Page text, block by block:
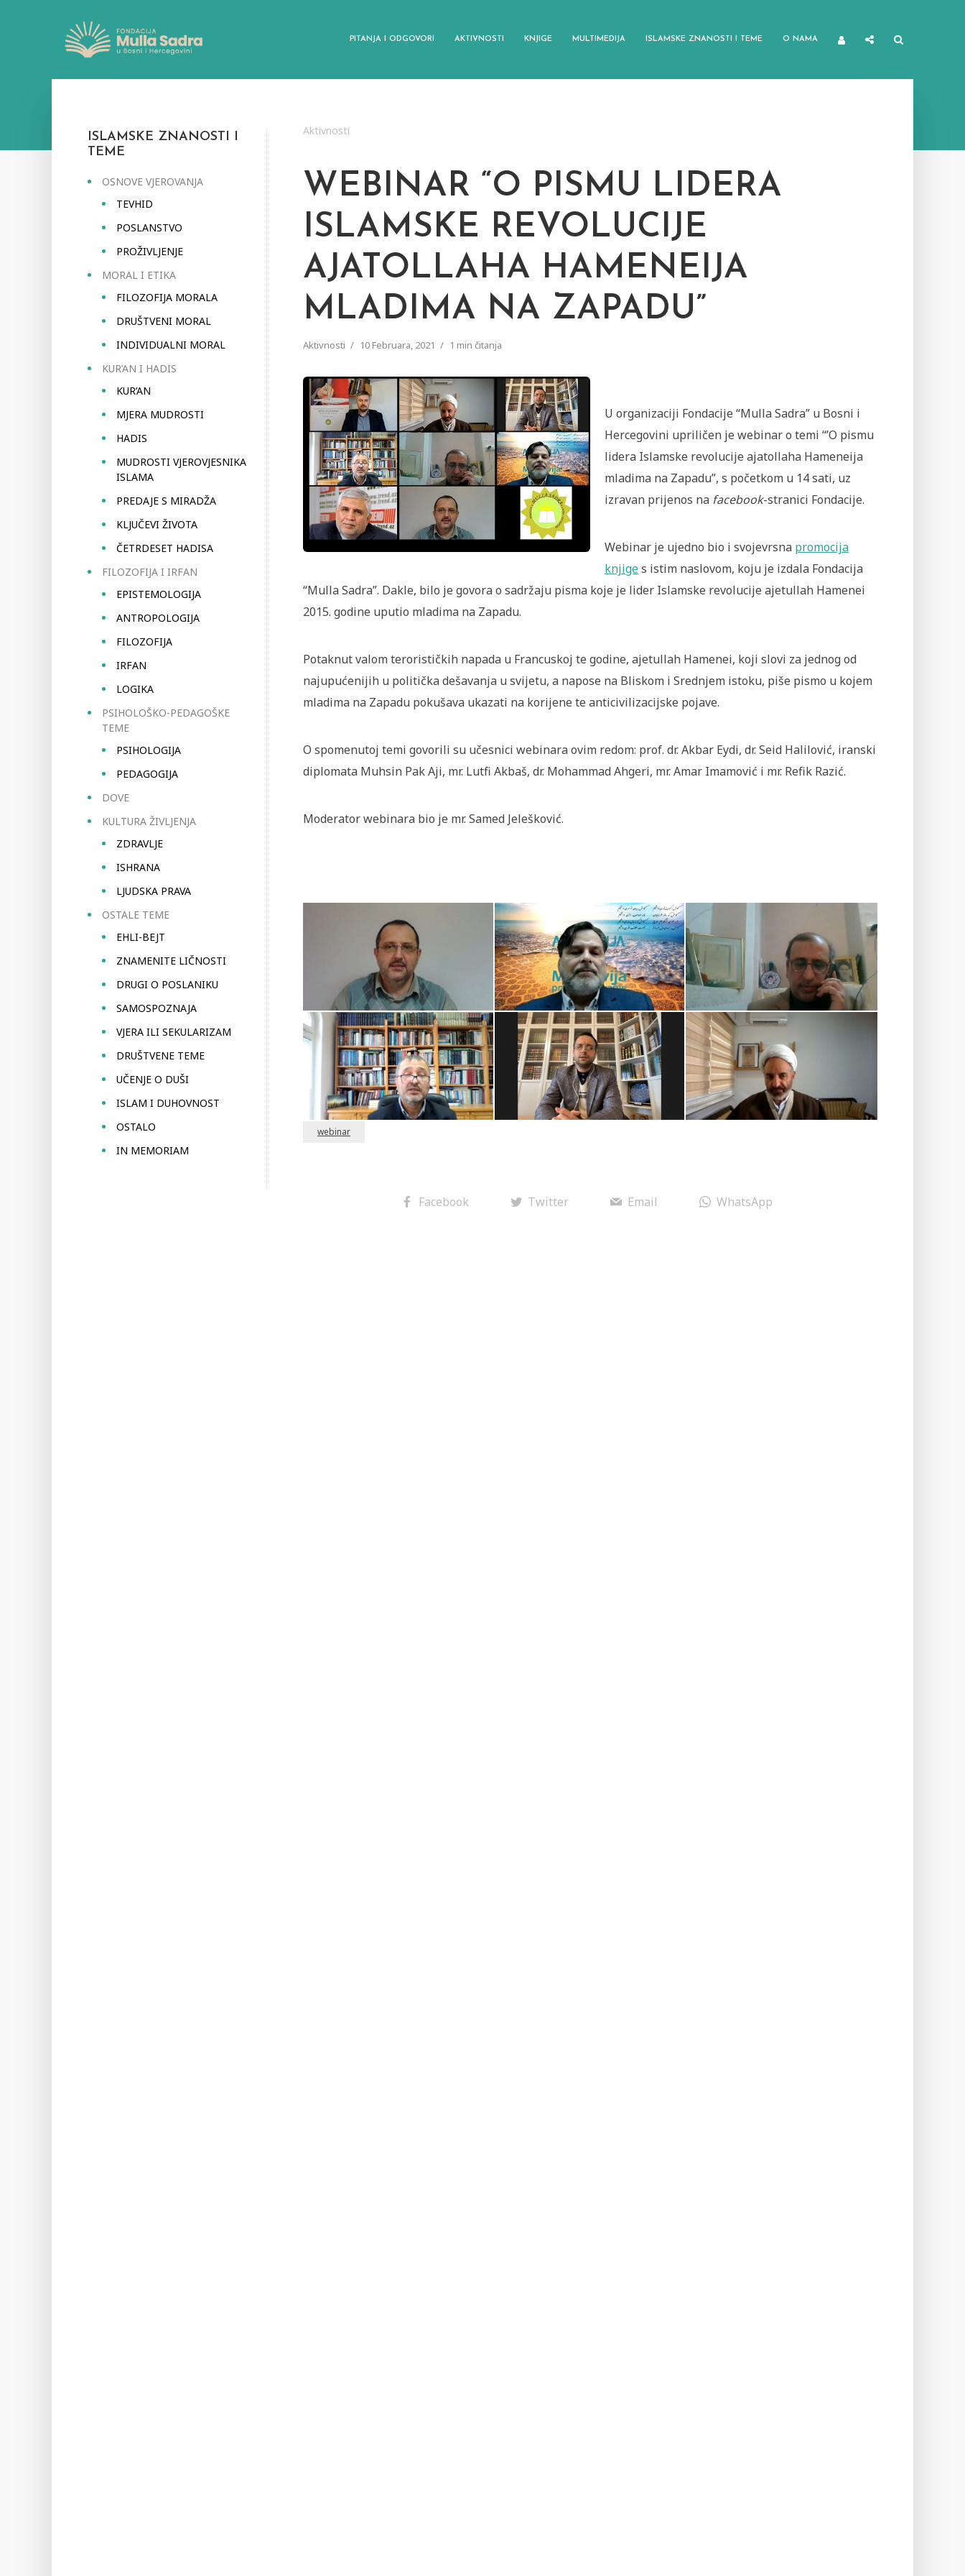
PITANJA I ODGOVORI AKTIVNOSTI KNJIGE MULTIMEDIJA ISLAMSKE ZNANOSTI I TEME O NAMA
ISLAMSKE ZNANOSTI I
TEME
OSNOVE VJEROVANJA
TEVHID
POSLANSTVO
PROŽIVLJENJE
MORAL I ETIKA
FILOZOFIJA MORALA
DRUŠTVENI MORAL
INDIVIDUALNI MORAL
KUR’AN I HADIS
KUR’AN
MJERA MUDROSTI
HADIS
MUDROSTI VJEROVJESNIKA
ISLAMA
PREDAJE S MIRADŽA
KLJUČEVI ŽIVOTA
ČETRDESET HADISA
FILOZOFIJA I IRFAN
EPISTEMOLOGIJA
ANTROPOLOGIJA
FILOZOFIJA
IRFAN
LOGIKA
PSIHOLOŠKO-PEDAGOŠKE
TEME
PSIHOLOGIJA
PEDAGOGIJA
DOVE
KULTURA ŽIVLJENJA
ZDRAVLJE
ISHRANA
LJUDSKA PRAVA
OSTALE TEME
EHLI-BEJT
ZNAMENITE LIČNOSTI
DRUGI O POSLANIKU
SAMOSPOZNAJA
VJERA ILI SEKULARIZAM
DRUŠTVENE TEME
UČENJE O DUŠI
ISLAM I DUHOVNOST
OSTALO
IN MEMORIAM
Aktivnosti
WEBINAR “O PISMU LIDERA
ISLAMSKE REVOLUCIJE
AJATOLLAHA HAMENEIJA
MLADIMA NA ZAPADU”
Aktivnosti 10 Februara, 2021 1 min čitanja
U organizaciji Fondacije “Mulla Sadra” u Bosni i
Hercegovini upriličen je webinar o temi “’O pismu
lidera Islamske revolucije ajatollaha Hameneija
mladima na Zapadu”, s početkom u 14 sati, uz
izravan prijenos na facebook-stranici Fondacije.
Webinar je ujedno bio i svojevrsna promocija
knjiges istim naslovom, koju je izdala Fondacija
“Mulla Sadra”. Dakle, bilo je govora o sadržaju pisma koje je lider Islamske revolucije ajetullah Hamenei
2015. godine uputio mladima na Zapadu.
Potaknut valom terorističkih napada u Francuskoj te godine, ajetullah Hamenei, koji slovi za jednog od
najupućenijih u politička dešavanja u svijetu, a napose na Bliskom i Srednjem istoku, piše pismo u kojem
mladima na Zapadu pokušava ukazati na korijene te anticivilizacijske pojave.
O spomenutoj temi govorili su učesnici webinara ovim redom: prof. dr. Akbar Eydi, dr. Seid Halilović, iranski
diplomata Muhsin Pak Aji, mr. Lutfi Akbaš, dr. Mohammad Ahgeri, mr. Amar Imamović i mr. Refik Razić.
Moderator webinara bio je mr. Samed Jelešković.
webinar
Facebook Twitter Email WhatsApp